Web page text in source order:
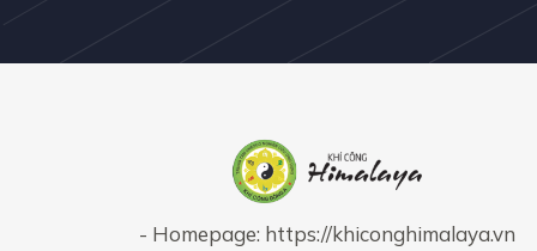
- Homepage: https://khiconghimalaya.vn